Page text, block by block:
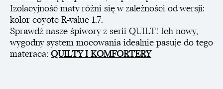
Izolacyjność maty różni się w zależności od wersji:
kolor coyote R-value 1.7.
Sprawdź nasze śpiwory z serii QUILT! Ich nowy,
wygodny system mocowania idealnie pasuje do tego
materaca: QUILTY I KOMFORTERY